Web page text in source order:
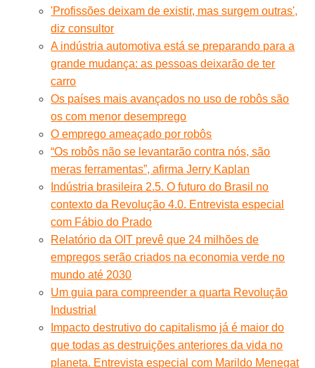
'Profissões deixam de existir, mas surgem outras',
diz consultor
A indústria automotiva está se preparando para a
grande mudança: as pessoas deixarão de ter
carro
Os países mais avançados no uso de robôs são
os com menor desemprego
O emprego ameaçado por robôs
“Os robôs não se levantarão contra nós, são
meras ferramentas”, afirma Jerry Kaplan
Indústria brasileira 2.5. O futuro do Brasil no
contexto da Revolução 4.0. Entrevista especial
com Fábio do Prado
Relatório da OIT prevê que 24 milhões de
empregos serão criados na economia verde no
mundo até 2030
Um guia para compreender a quarta Revolução
Industrial
Impacto destrutivo do capitalismo já é maior do
que todas as destruições anteriores da vida no
planeta. Entrevista especial com Marildo Menegat